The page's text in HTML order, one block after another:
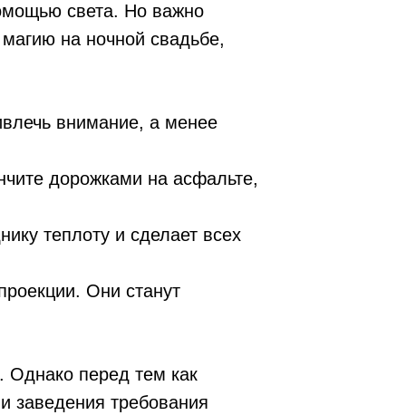
света. Но важно
на ночной свадьбе,
внимание, а менее
дорожками на асфальте,
теплоту и сделает всех
Они станут
Однако перед тем как
заведения требования